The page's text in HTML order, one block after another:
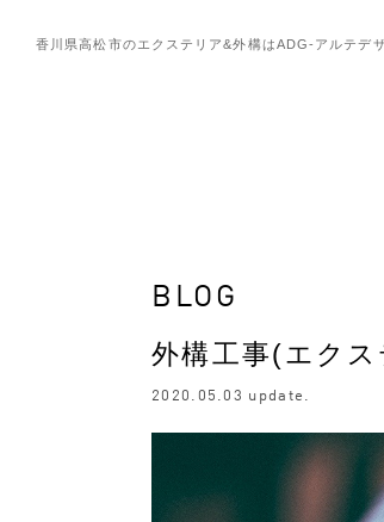
香川県高松市のエクステリア&外構はADG-アルテデ
BLOG
外構工事(エク
2020.05.03 update.